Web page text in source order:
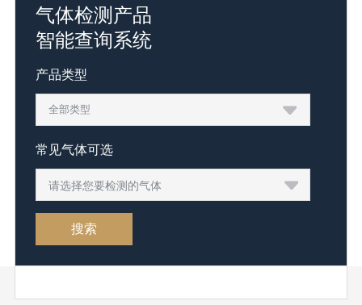
气体检测产品
智能查询系统
产品类型
常见气体可选
请选择您要检测的气体
搜索